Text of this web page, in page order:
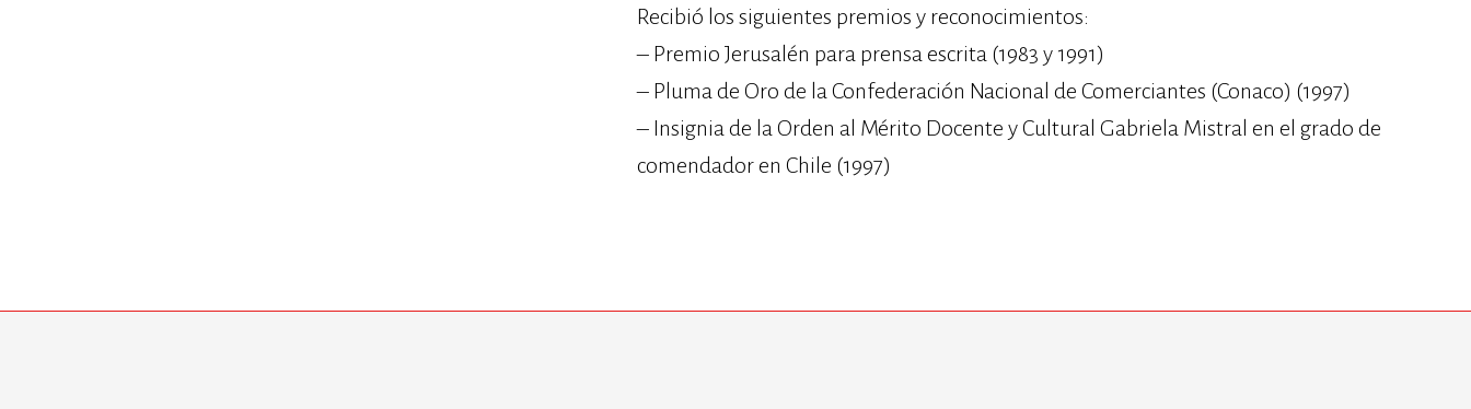
Recibió los siguientes premios y reconocimientos:
– Premio Jerusalén para prensa escrita (1983 y 1991)
– ⁠Pluma de Oro de la Confederación Nacional de Comerciantes (Conaco) (1997)
– ⁠Insignia de la Orden al Mérito Docente y Cultural Gabriela Mistral en el grado de
comendador en Chile (1997)